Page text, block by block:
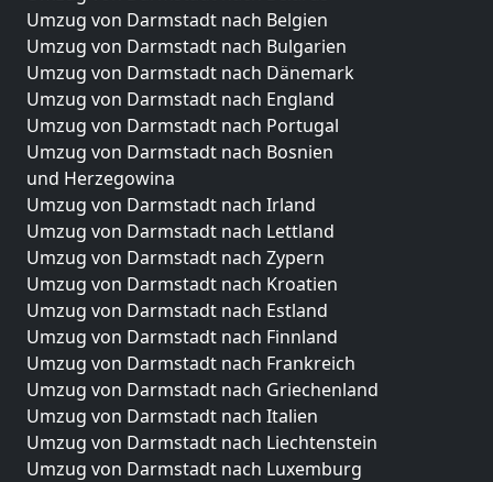
Umzug von Darmstadt nach Belgien
Umzug von Darmstadt nach Bulgarien
Umzug von Darmstadt nach Dänemark
Umzug von Darmstadt nach England
Umzug von Darmstadt nach Portugal
Umzug von Darmstadt nach Bosnien
und Herzegowina
Umzug von Darmstadt nach Irland
Umzug von Darmstadt nach Lettland
Umzug von Darmstadt nach Zypern
Umzug von Darmstadt nach Kroatien
Umzug von Darmstadt nach Estland
Umzug von Darmstadt nach Finnland
Umzug von Darmstadt nach Frankreich
Umzug von Darmstadt nach Griechenland
Umzug von Darmstadt nach Italien
Umzug von Darmstadt nach Liechtenstein
Umzug von Darmstadt nach Luxemburg